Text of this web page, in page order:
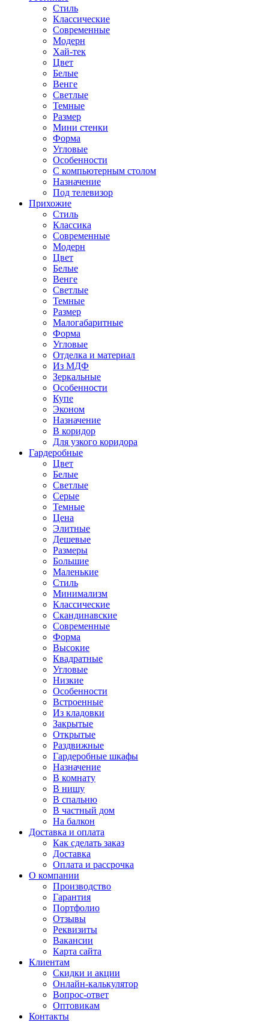
Стиль
Классические
Современные
Модерн
Хай-тек
Цвет
Белые
Венге
Светлые
Темные
Размер
Мини стенки
Форма
Угловые
Особенности
С компьютерным столом
Назначение
Под телевизор
Прихожие
Стиль
Классика
Современные
Модерн
Цвет
Белые
Венге
Светлые
Темные
Размер
Малогабаритные
Форма
Угловые
Отделка и материал
Из МДФ
Зеркальные
Особенности
Купе
Эконом
Назначение
В коридор
Для узкого коридора
Гардеробные
Цвет
Белые
Светлые
Серые
Темные
Цена
Элитные
Дешевые
Размеры
Большие
Маленькие
Стиль
Минимализм
Классические
Скандинавские
Современные
Форма
Высокие
Квадратные
Угловые
Низкие
Особенности
Встроенные
Из кладовки
Закрытые
Открытые
Раздвижные
Гардеробные шкафы
Назначение
В комнату
В нишу
В спальню
В частный дом
На балкон
Доставка и оплата
Как сделать заказ
Доставка
Оплата и рассрочка
О компании
Производство
Гарантия
Портфолио
Отзывы
Реквизиты
Вакансии
Карта сайта
Клиентам
Скидки и акции
Онлайн-калькулятор
Вопрос-ответ
Оптовикам
Контакты